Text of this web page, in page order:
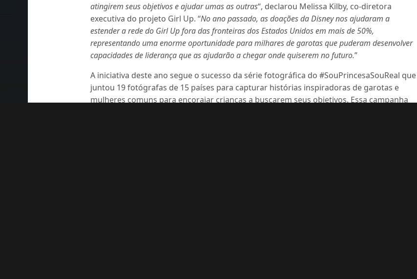
atingirem seus objetivos e ajudar umas as outras“, declarou Melissa Kilby, co-diretora
executiva do projeto Girl Up. “No ano passado, as doações da Disney nos ajudaram a
estender a rede do Girl Up fora das fronteiras dos Estados Unidos em mais de 50%,
representando uma enorme oportunidade para milhares de garotas que puderam desenvolver
capacidades de liderança que as ajudarão a chegar onde quiserem no futuro.”
A iniciativa deste ano segue o sucesso da série fotográfica do #SouPrincesaSouReal que
juntou 19 fotógrafas de 15 países para capturar histórias inspiradoras de garotas e
mulheres comuns para encorajar crianças a buscarem seus objetivos. Essa campanha